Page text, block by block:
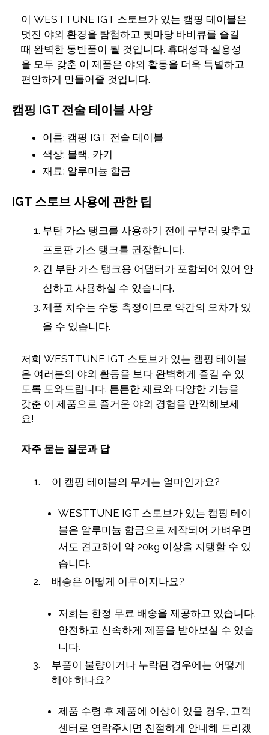
이 WESTTUNE IGT 스토브가 있는 캠핑 테이블은
멋진 야외 환경을 탐험하고 뒷마당 바비큐를 즐길
때 완벽한 동반품이 될 것입니다. 휴대성과 실용성
을 모두 갖춘 이 제품은 야외 활동을 더욱 특별하고
편안하게 만들어줄 것입니다.
캠핑 IGT 전술 테이블 사양
이름: 캠핑 IGT 전술 테이블
색상: 블랙, 카키
재료: 알루미늄 합금
IGT 스토브 사용에 관한 팁
부탄 가스 탱크를 사용하기 전에 구부러 맞추고
프로판 가스 탱크를 권장합니다.
긴 부탄 가스 탱크용 어댑터가 포함되어 있어 안
심하고 사용하실 수 있습니다.
제품 치수는 수동 측정이므로 약간의 오차가 있
을 수 있습니다.
저희 WESTTUNE IGT 스토브가 있는 캠핑 테이블
은 여러분의 야외 활동을 보다 완벽하게 즐길 수 있
도록 도와드립니다. 튼튼한 재료와 다양한 기능을
갖춘 이 제품으로 즐거운 야외 경험을 만끽해보세
요!
자주 묻는 질문과 답
이 캠핑 테이블의 무게는 얼마인가요?
WESTTUNE IGT 스토브가 있는 캠핑 테이
블은 알루미늄 합금으로 제작되어 가벼우면
서도 견고하여 약 20kg 이상을 지탱할 수 있
습니다.
배송은 어떻게 이루어지나요?
저희는 한정 무료 배송을 제공하고 있습니다.
안전하고 신속하게 제품을 받아보실 수 있습
니다.
부품이 불량이거나 누락된 경우에는 어떻게
해야 하나요?
제품 수령 후 제품에 이상이 있을 경우, 고객
센터로 연락주시면 친절하게 안내해 드리겠